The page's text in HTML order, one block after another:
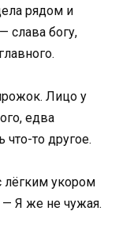
рядом и
слава богу,
Лицо у
едва
что-то другое.
лёгким укором
— Я же не чужая.